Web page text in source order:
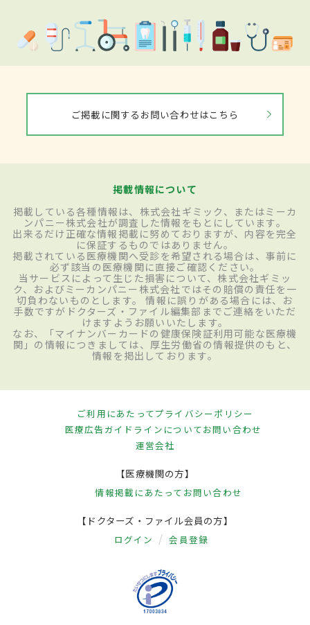
ご掲載に関するお問い合わせはこちら
掲載情報について
掲載している各種情報は、株式会社ギミック、またはミーカ
ンパニー株式会社が調査した情報をもとにしています。
出来るだけ正確な情報掲載に努めておりますが、内容を完全
に保証するものではありません。
掲載されている医療機関へ受診を希望される場合は、事前に
必ず該当の医療機関に直接ご確認ください。
当サービスによって生じた損害について、株式会社ギミッ
ク、およびミーカンパニー株式会社ではその賠償の責任を一
切負わないものとします。 情報に誤りがある場合には、お
手数ですがドクターズ・ファイル編集部までご連絡をいただ
けますようお願いいたします。
なお、「マイナンバーカードの健康保険証利用可能な医療機
関」の情報につきましては、厚生労働省の情報提供のもと、
情報を掲出しております。
ご利用にあたってプライバシーポリシー
医療広告ガイドラインについてお問い合わせ
運営会社
【医療機関の方】
情報掲載にあたって お問い合わせ
【ドクターズ・ファイル会員の方】
ログイン 会員登録